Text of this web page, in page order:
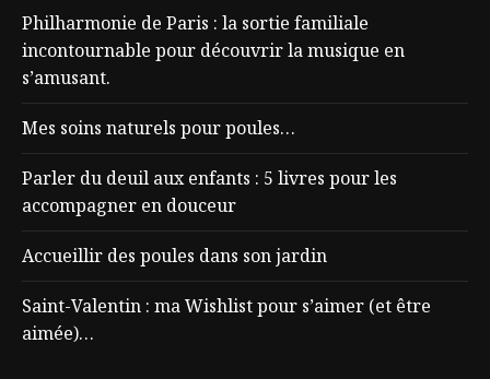
Philharmonie de Paris : la sortie familiale
incontournable pour découvrir la musique en
s’amusant.
Mes soins naturels pour poules…
Parler du deuil aux enfants : 5 livres pour les
accompagner en douceur
Accueillir des poules dans son jardin
Saint-Valentin : ma Wishlist pour s’aimer (et être
aimée)…